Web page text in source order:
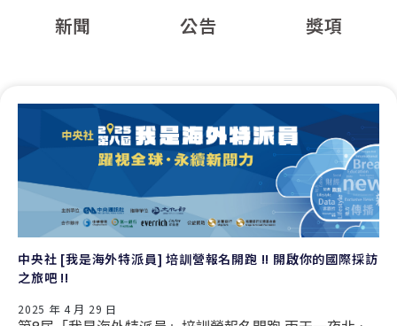
新聞 公告 獎項
中央社 [我是海外特派員] 培訓營報名開跑 !! 開啟你的國際採訪
之旅吧 !!
2025 年 4 月 29 日